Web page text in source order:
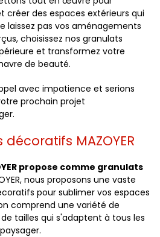
créer des espaces extérieurs qui
laissez pas vos aménagements
choisissez nos granulats
et transformez votre
de beauté.
avec impatience et serions
prochain projet
MAZOYER
propose comme granulats
nous proposons une vaste
pour sublimer vos espaces
comprend une variété de
tailles qui s'adaptent à tous les